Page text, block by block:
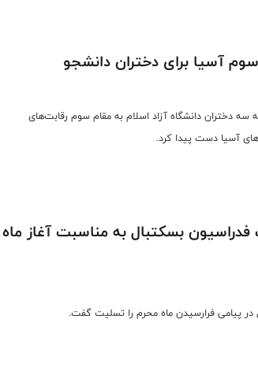
آسیا برای دختران دانشجو
دختران دانشگاه آزاد اسلام به مقام سوم رقابت‌های
آسیا دست پیدا کرد.
بسکتبال به مناسبت آغاز ماه
در پیامی فرارسیدن ماه محرم را تسلیت گفت.